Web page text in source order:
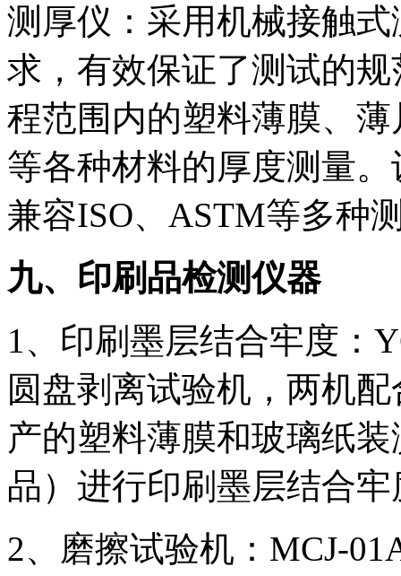
测厚仪：采用机械接触
求，有效保证了测试的
程范围内的塑料薄膜、
等各种材料的厚度测量
兼容ISO、ASTM等多种
九、印刷品检测仪器
1、印刷墨层结合牢度：
圆盘剥离试验机，两机
产的塑料薄膜和玻璃纸
品）进行印刷墨层结合
2、磨擦试验机：MCJ-